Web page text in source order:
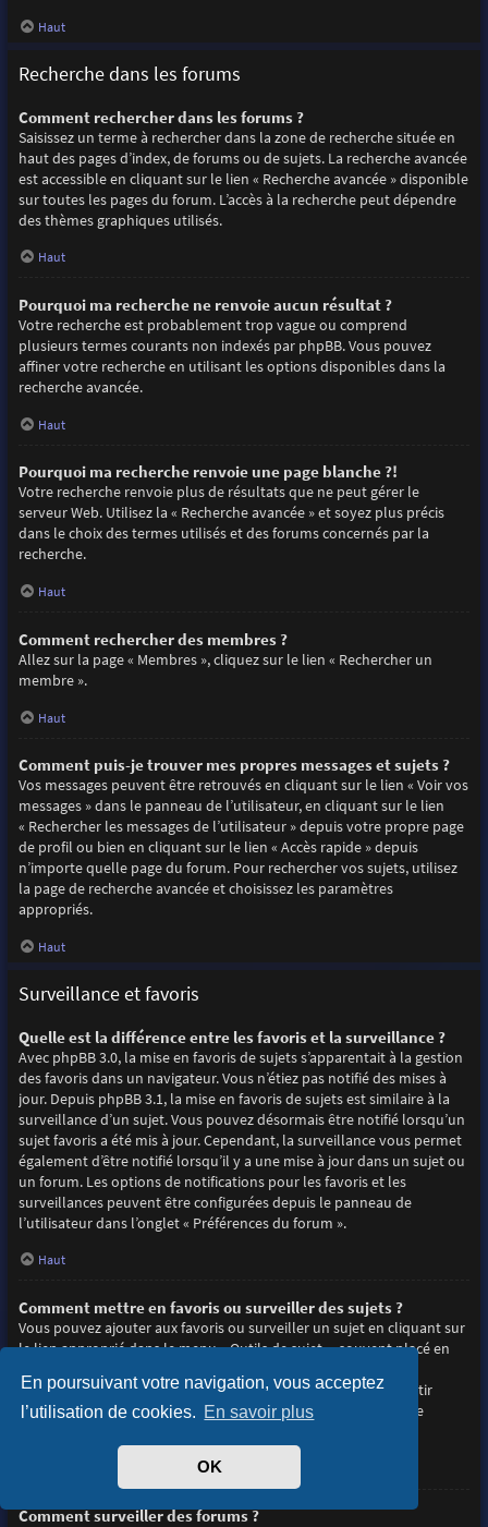
En poursuivant votre navigation, vous acceptez
l’utilisation de cookies. En savoir plus
OK
Haut
Recherche dans les forums
Comment rechercher dans les forums ?
Saisissez un terme à rechercher dans la zone de recherche située en
haut des pages d’index, de forums ou de sujets. La recherche avancée
est accessible en cliquant sur le lien « Recherche avancée » disponible
sur toutes les pages du forum. L’accès à la recherche peut dépendre
des thèmes graphiques utilisés.
Haut
Pourquoi ma recherche ne renvoie aucun résultat ?
Votre recherche est probablement trop vague ou comprend
plusieurs termes courants non indexés par phpBB. Vous pouvez
affiner votre recherche en utilisant les options disponibles dans la
recherche avancée.
Haut
Pourquoi ma recherche renvoie une page blanche ?!
Votre recherche renvoie plus de résultats que ne peut gérer le
serveur Web. Utilisez la « Recherche avancée » et soyez plus précis
dans le choix des termes utilisés et des forums concernés par la
recherche.
Haut
Comment rechercher des membres ?
Allez sur la page « Membres », cliquez sur le lien « Rechercher un
membre ».
Haut
Comment puis-je trouver mes propres messages et sujets ?
Vos messages peuvent être retrouvés en cliquant sur le lien « Voir vos
messages » dans le panneau de l’utilisateur, en cliquant sur le lien
« Rechercher les messages de l’utilisateur » depuis votre propre page
de profil ou bien en cliquant sur le lien « Accès rapide » depuis
n’importe quelle page du forum. Pour rechercher vos sujets, utilisez
la page de recherche avancée et choisissez les paramètres
appropriés.
Haut
Surveillance et favoris
Quelle est la différence entre les favoris et la surveillance ?
Avec phpBB 3.0, la mise en favoris de sujets s’apparentait à la gestion
des favoris dans un navigateur. Vous n’étiez pas notifié des mises à
jour. Depuis phpBB 3.1, la mise en favoris de sujets est similaire à la
surveillance d’un sujet. Vous pouvez désormais être notifié lorsqu’un
sujet favoris a été mis à jour. Cependant, la surveillance vous permet
également d’être notifié lorsqu’il y a une mise à jour dans un sujet ou
un forum. Les options de notifications pour les favoris et les
surveillances peuvent être configurées depuis le panneau de
l’utilisateur dans l’onglet « Préférences du forum ».
Haut
Comment mettre en favoris ou surveiller des sujets ?
Vous pouvez ajouter aux favoris ou surveiller un sujet en cliquant sur
le lien approprié dans le menu « Outils de sujet », souvent placé en
Répondre à un sujet en cochant la case du formulaire « M’avertir
lorsqu’une réponse est postée » vous permettra également de
Comment surveiller des forums ?